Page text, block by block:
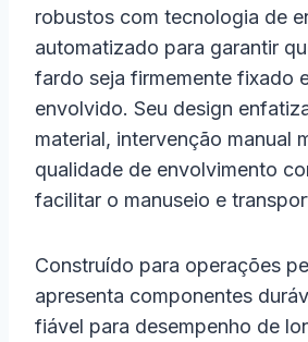
robustos com tecnologia de
automatizado para garantir
fardo seja firmemente fixado
envolvido. Seu design
material, intervenção manual
qualidade de envolvimento
facilitar o manuseio e
Construído para operações
apresenta componentes
fiável para desempenho de